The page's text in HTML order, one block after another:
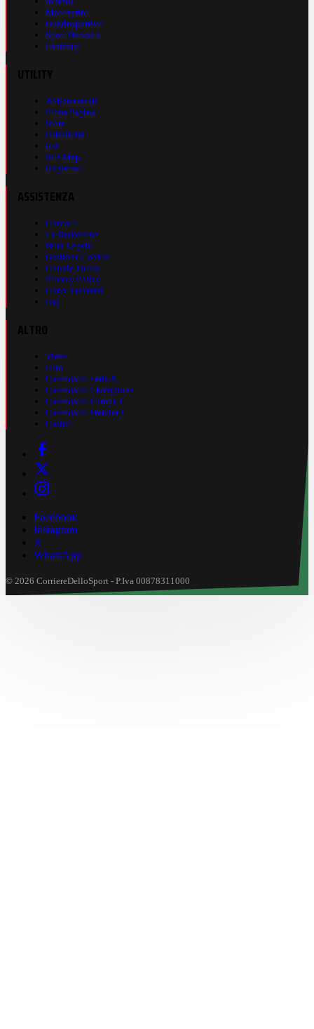
Motosprint
Guerinsportivo
Sport Network
Fantacup
Abbonamenti
Prima Pagina
Store
Pubblicità
Rss
Site Map
Registrati
Contatti
La Redazione
Nota Legale
Gestione Cookie
Cookie Policy
Privacy Policy
Cond. Generali
Faq
Video
Foto
Calendario Serie A
Calendario Champions
Calendario Europa L.
Calendario Premier L.
Casinò
Facebook
Instagram
X
WhatsApp
© 2026 CorriereDelloSport - P.Iva 00878311000